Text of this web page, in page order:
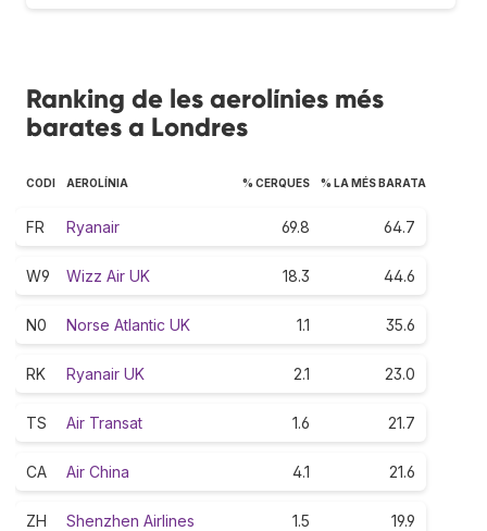
Ranking de les aerolínies més
barates a Londres
CODI AEROLÍNIA % CERQUES % LA MÉS BARATA
FR Ryanair 69.8 64.7
W9 Wizz Air UK 18.3 44.6
N0 Norse Atlantic UK 1.1 35.6
RK Ryanair UK 2.1 23.0
TS Air Transat 1.6 21.7
CA Air China 4.1 21.6
ZH Shenzhen Airlines 1.5 19.9